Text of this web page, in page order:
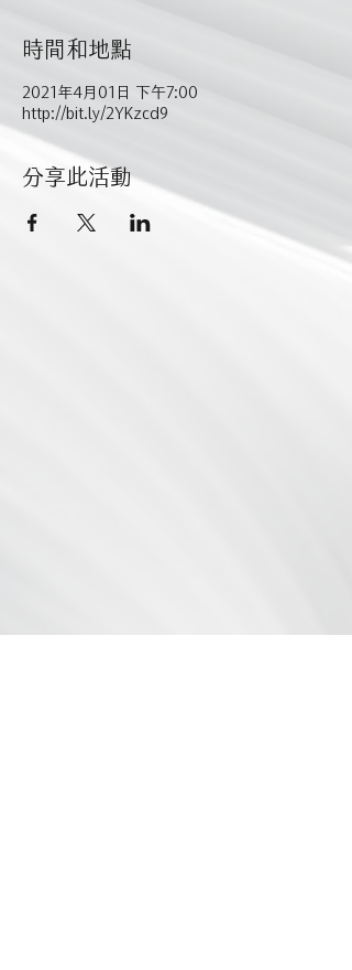
時間和地點
2021年4月01日 下午7:00
http://bit.ly/2YKzcd9
分享此活動